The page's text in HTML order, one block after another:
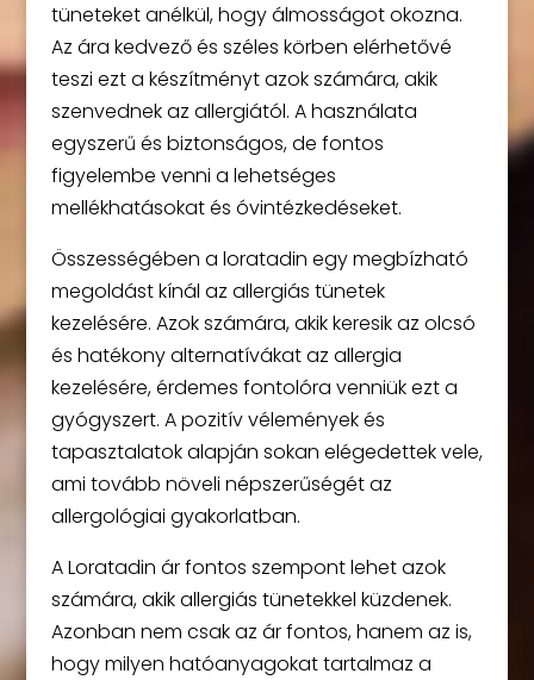
tüneteket anélkül, hogy álmosságot okozna.
Az ára kedvező és széles körben elérhetővé
teszi ezt a készítményt azok számára, akik
szenvednek az allergiától. A használata
egyszerű és biztonságos, de fontos
figyelembe venni a lehetséges
mellékhatásokat és óvintézkedéseket.
Összességében a loratadin egy megbízható
megoldást kínál az allergiás tünetek
kezelésére. Azok számára, akik keresik az olcsó
és hatékony alternatívákat az allergia
kezelésére, érdemes fontolóra venniük ezt a
gyógyszert. A pozitív vélemények és
tapasztalatok alapján sokan elégedettek vele,
ami tovább növeli népszerűségét az
allergológiai gyakorlatban.
A Loratadin ár fontos szempont lehet azok
számára, akik allergiás tünetekkel küzdenek.
Azonban nem csak az ár fontos, hanem az is,
hogy milyen hatóanyagokat tartalmaz a